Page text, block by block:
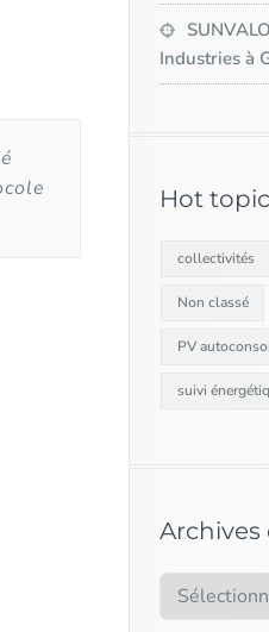
Industries à
Hot
collectivités
Non classé
PV
suivi
Archives